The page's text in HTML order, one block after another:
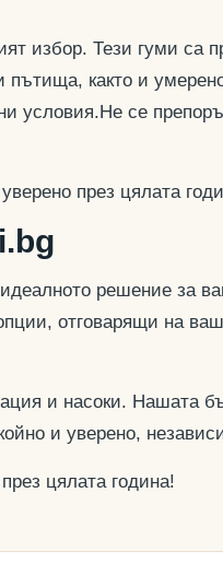
избор. Тези гуми са
както и
условия.Не се
през цялата
идеалното решение за
отговарящи на
и насоки. Нашата
и уверено,
цялата година!